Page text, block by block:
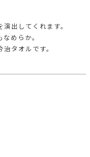
出してくれます。
めらか。
タオルです。